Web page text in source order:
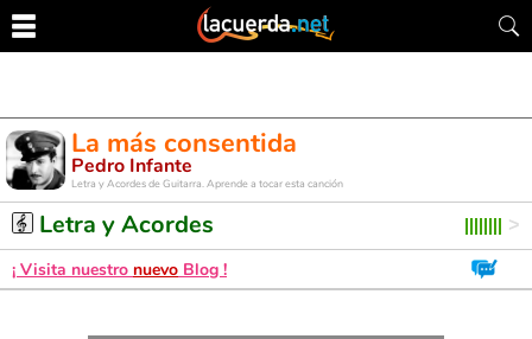
La más consentida
Pedro Infante
Letra y Acordes de Guitarra. Aprende a tocar esta canción
Letra y Acordes
¡ Visita nuestro nuevo Blog !